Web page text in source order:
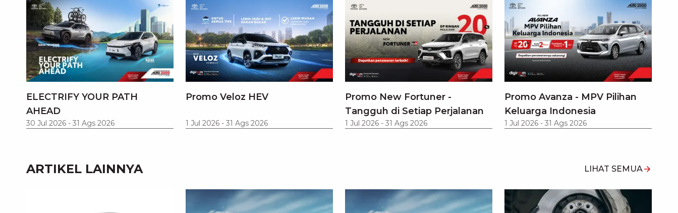
ELECTRIFY YOUR PATH
AHEAD
30 Jul 2026 - 31 Ags 2026
Promo Veloz HEV
1 Jul 2026 - 31 Ags 2026
Promo New Fortuner -
Tangguh di Setiap Perjalanan
1 Jul 2026 - 31 Ags 2026
Promo Avanza - MPV Pilihan
Keluarga Indonesia
1 Jul 2026 - 31 Ags 2026
ARTIKEL LAINNYA LIHAT SEMUA